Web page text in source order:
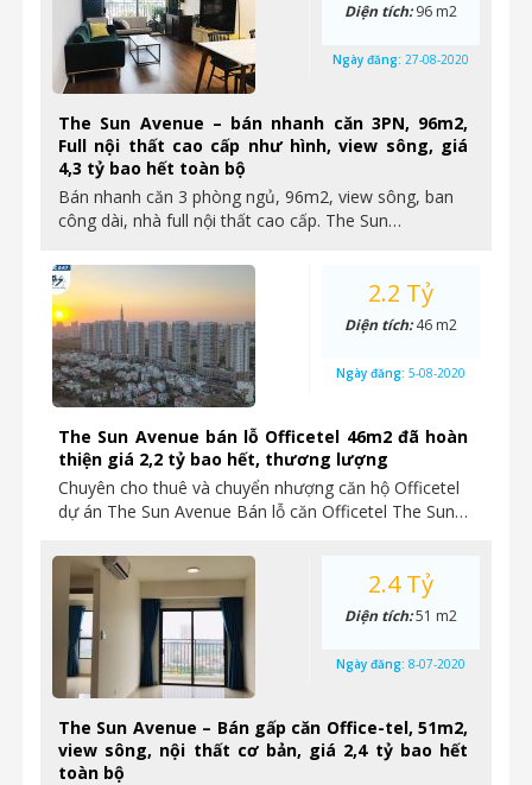
The Sun Avenue – bán nhanh căn 3PN, 96m2,
Full nội thất cao cấp như hình, view sông, giá
4,3 tỷ bao hết toàn bộ
Bán nhanh căn 3 phòng ngủ, 96m2, view sông, ban
công dài, nhà full nội thất cao cấp. The Sun…
Diện tích:96 m2
Ngày đăng: 27-08-2020
The Sun Avenue bán lỗ Officetel 46m2 đã hoàn
thiện giá 2,2 tỷ bao hết, thương lượng
Chuyên cho thuê và chuyển nhượng căn hộ Officetel
dự án The Sun Avenue Bán lỗ căn Officetel The Sun…
2.2 Tỷ
Diện tích:46 m2
Ngày đăng: 5-08-2020
The Sun Avenue – Bán gấp căn Office-tel, 51m2,
view sông, nội thất cơ bản, giá 2,4 tỷ bao hết
toàn bộ
2.4 Tỷ
Diện tích:51 m2
Ngày đăng: 8-07-2020